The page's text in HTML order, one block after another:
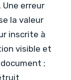
erreur
la valeur
inscrite à
visible et
;